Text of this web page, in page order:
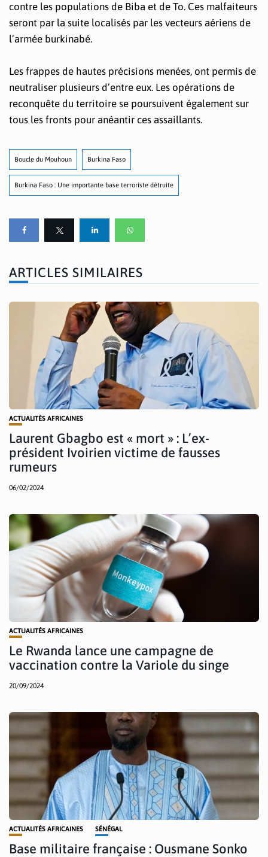
contre les populations de Biba et de To. Ces malfaiteurs
seront par la suite localisés par les vecteurs aériens de
l’armée burkinabé.
Les frappes de hautes précisions menées, ont permis de
neutraliser plusieurs d’entre eux. Les opérations de
reconquête du territoire se poursuivent également sur
tous les fronts pour anéantir ces assaillants.
Boucle du Mouhoun Burkina Faso
Burkina Faso : Une importante base terroriste détruite
ARTICLES SIMILAIRES
ACTUALITÉS AFRICAINES
Laurent Gbagbo est « mort » : L’ex-
président Ivoirien victime de fausses
rumeurs
06/02/2024
ACTUALITÉS AFRICAINES
Le Rwanda lance une campagne de
vaccination contre la Variole du singe
20/09/2024
ACTUALITÉS AFRICAINES SÉNÉGAL
Base militaire française : Ousmane Sonko